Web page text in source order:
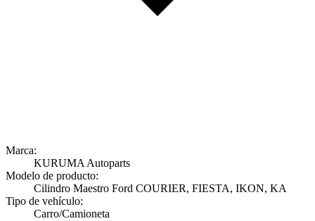
Marca:
KURUMA Autoparts
Modelo de producto:
Cilindro Maestro Ford COURIER, FIESTA, IKON, KA
Tipo de vehículo:
Carro/Camioneta